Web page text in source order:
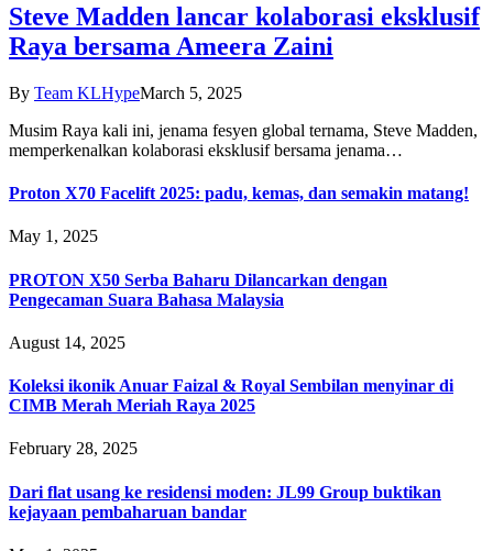
Steve Madden lancar kolaborasi eksklusif
Raya bersama Ameera Zaini
By Team KLHypeMarch 5, 2025
Musim Raya kali ini, jenama fesyen global ternama, Steve Madden,
memperkenalkan kolaborasi eksklusif bersama jenama…
Proton X70 Facelift 2025: padu, kemas, dan semakin matang!
May 1, 2025
PROTON X50 Serba Baharu Dilancarkan dengan
Pengecaman Suara Bahasa Malaysia
August 14, 2025
Koleksi ikonik Anuar Faizal & Royal Sembilan menyinar di
CIMB Merah Meriah Raya 2025
February 28, 2025
Dari flat usang ke residensi moden: JL99 Group buktikan
kejayaan pembaharuan bandar